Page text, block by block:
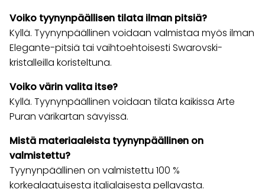
Voiko tyynynpäällisen tilata ilman pitsiä?
Kyllä. Tyynynpäällinen voidaan valmistaa myös ilman
Elegante-pitsiä tai vaihtoehtoisesti Swarovski-
kristalleilla koristeltuna.
Voiko värin valita itse?
Kyllä. Tyynynpäällinen voidaan tilata kaikissa Arte
Puran värikartan sävyissä.
Mistä materiaaleista tyynynpäällinen on
valmistettu?
Tyynynpäällinen on valmistettu 100 %
korkealaatuisesta italialaisesta pellavasta.